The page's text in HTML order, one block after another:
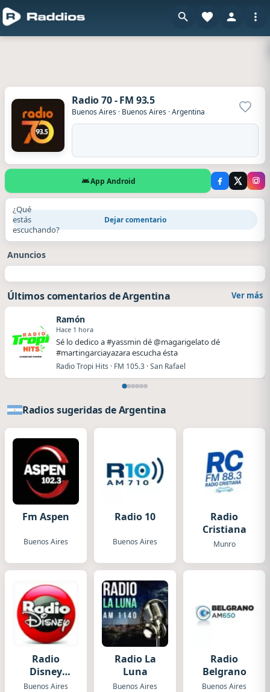
Radio 70 - FM 93.5
Buenos Aires · Buenos Aires ·Argentina
App Android
¿Qué
estás
escuchando?
Dejar comentario
Anuncios
Últimos comentarios de Argentina Ver más
Ramón
Hace 1 hora
Sé lo dedico a #yassmin dé @magarigelato dé
#martingarciayazara escucha ésta
Radio Tropi Hits · FM 105.3 · San Rafael
Radios sugeridas de Argentina
Fm Aspen
Buenos Aires
Radio 10
Buenos Aires
Radio
Cristiana
Munro
Radio
Disney
Argentina
Buenos Aires
Radio La
Luna
Buenos Aires
Radio
Belgrano
Buenos Aires